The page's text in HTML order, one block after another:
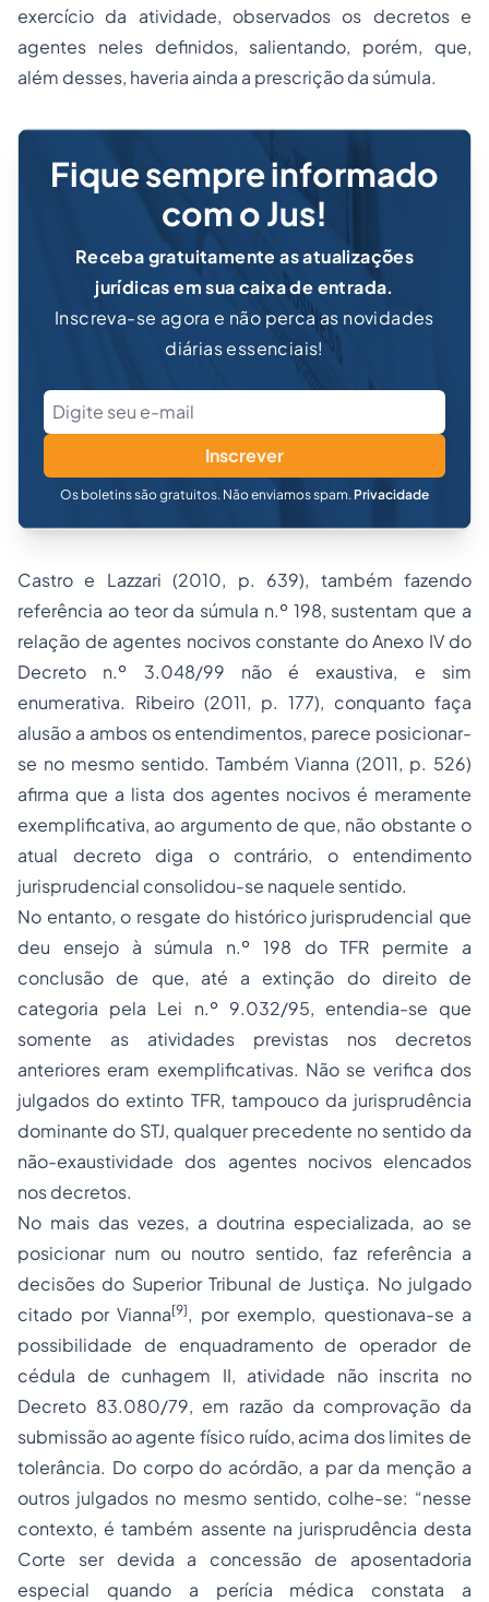
exercício da atividade, observados os decretos e
agentes neles definidos, salientando, porém, que,
além desses, haveria ainda a prescrição da súmula.
Fique sempre informado
com o Jus!
Receba gratuitamente as atualizações
jurídicas em sua caixa de entrada.
Inscreva-se agora e não perca as novidades
diárias essenciais!
Inscrever
Os boletins são gratuitos. Não enviamos spam. Privacidade
Castro e Lazzari (2010, p. 639), também fazendo
referência ao teor da súmula n.º 198, sustentam que a
relação de agentes nocivos constante do Anexo IV do
Decreto n.º 3.048/99 não é exaustiva, e sim
enumerativa. Ribeiro (2011, p. 177), conquanto faça
alusão a ambos os entendimentos, parece posicionar-
se no mesmo sentido. Também Vianna (2011, p. 526)
afirma que a lista dos agentes nocivos é meramente
exemplificativa, ao argumento de que, não obstante o
atual decreto diga o contrário, o entendimento
jurisprudencial consolidou-se naquele sentido.
No entanto, o resgate do histórico jurisprudencial que
deu ensejo à súmula n.º 198 do TFR permite a
conclusão de que, até a extinção do direito de
categoria pela Lei n.º 9.032/95, entendia-se que
somente as atividades previstas nos decretos
anteriores eram exemplificativas. Não se verifica dos
julgados do extinto TFR, tampouco da jurisprudência
dominante do STJ, qualquer precedente no sentido da
não-exaustividade dos agentes nocivos elencados
nos decretos.
No mais das vezes, a doutrina especializada, ao se
posicionar num ou noutro sentido, faz referência a
decisões do Superior Tribunal de Justiça. No julgado
citado por Vianna[9], por exemplo, questionava-se a
possibilidade de enquadramento de operador de
cédula de cunhagem II, atividade não inscrita no
Decreto 83.080/79, em razão da comprovação da
submissão ao agente físico ruído, acima dos limites de
tolerância. Do corpo do acórdão, a par da menção a
outros julgados no mesmo sentido, colhe-se: “nesse
contexto, é também assente na jurisprudência desta
Corte ser devida a concessão de aposentadoria
especial quando a perícia médica constata a